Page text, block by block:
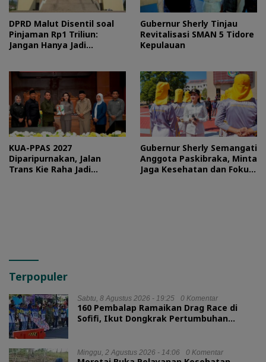
DPRD Malut Disentil soal
Pinjaman Rp1 Triliun:
Jangan Hanya Jadi
Gubernur Sherly Tinjau
Revitalisasi SMAN 5 Tidore
Kepulauan
KUA-PPAS 2027
Diparipurnakan, Jalan
Trans Kie Raha Jadi
Gubernur Sherly Semangati
Anggota Paskibraka, Minta
Jaga Kesehatan dan Fokus
Terpopuler
Sabtu, 8 Agustus 2026 - 19:25 0 Komentar
160 Pembalap Ramaikan Drag Race di
Sofifi, Ikut Dongkrak Pertumbuhan
Minggu, 2 Agustus 2026 - 14:06 0 Komentar